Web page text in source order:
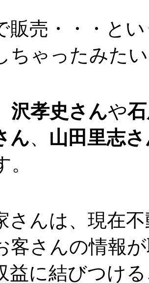
販売・・・と
ちゃったみた
沢孝史さんや
ん、 山田里志
さんは、現在
客さんの情報
益に結びつけ